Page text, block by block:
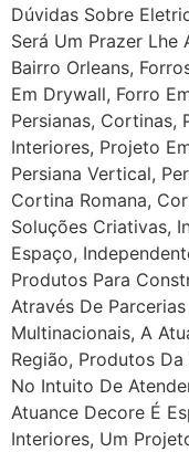
Dúvidas Sobre
Será Um Prazer Lhe
Bairro Orleans,
Em Drywall, Forro
Persianas, Cortinas,
Interiores, Projeto
Persiana Vertical,
Cortina Romana,
Soluções Criativas,
Espaço,
Produtos Para
Através De
Multinacionais, A
Região, Produtos
No Intuito De
Atuance Decore É
Interiores, Um